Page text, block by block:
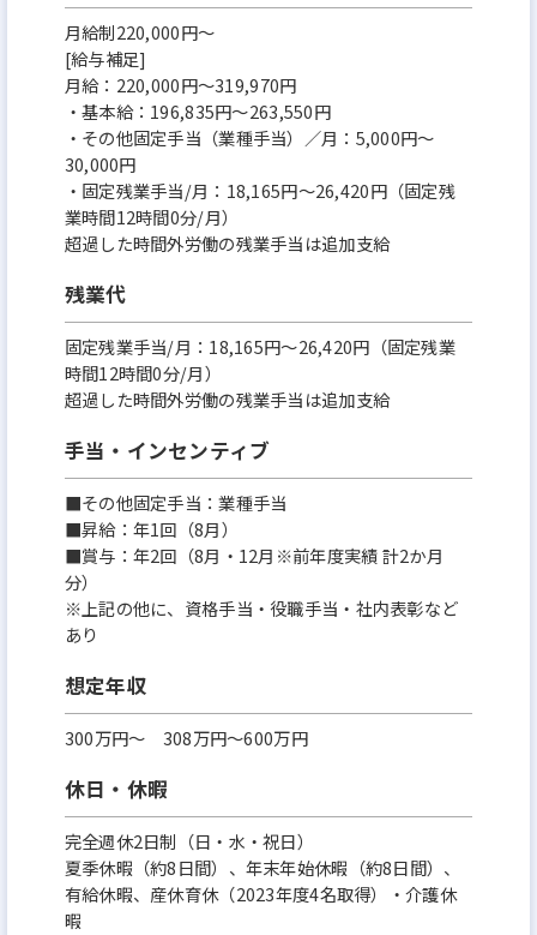
月給制220,000円～
[給与補足]
月給：220,000円～319,970円
・基本給：196,835円～263,550円
・その他固定手当（業種手当）／月：5,000円～
30,000円
・固定残業手当/月：18,165円～26,420円（固定残
業時間12時間0分/月）
超過した時間外労働の残業手当は追加支給
残業代
固定残業手当/月：18,165円～26,420円（固定残業
時間12時間0分/月）
超過した時間外労働の残業手当は追加支給
手当・インセンティブ
■その他固定手当：業種手当
■昇給：年1回（8月）
■賞与：年2回（8月・12月※前年度実績 計2か月
分）
※上記の他に、資格手当・役職手当・社内表彰など
あり
想定年収
300万円〜 308万円～600万円
休日・休暇
完全週休2日制（日・水・祝日）
夏季休暇（約8日間）、年末年始休暇（約8日間）、
有給休暇、産休育休（2023年度4名取得）・介護休
暇